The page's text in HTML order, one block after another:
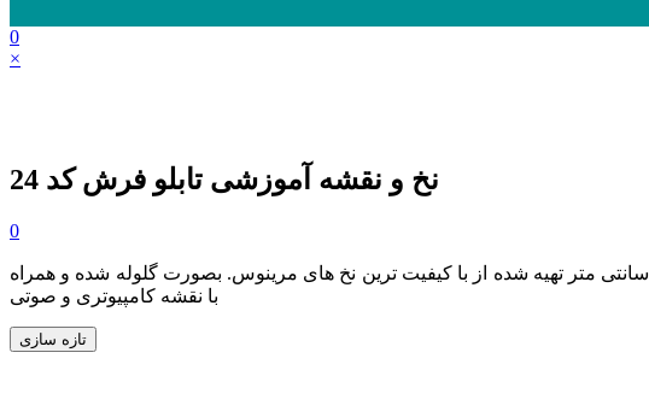
0
×
نخ و نقشه آموزشی تابلو فرش کد 24
0
و سایز 18 در 25 سانتی متر تهیه شده از با کیفیت ترین نخ های مرینوس. بصورت گلوله شده و همراه
با نقشه کامپیوتری و صوتی